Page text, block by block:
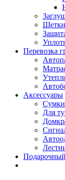
Щетки
Перевозка
Аксессуары
Сумки
Для